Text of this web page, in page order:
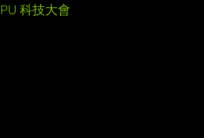
科技大會